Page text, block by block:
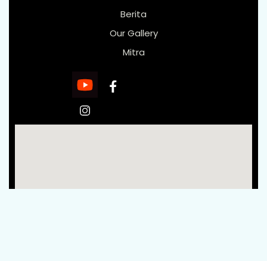
Berita
Our Gallery
Mitra